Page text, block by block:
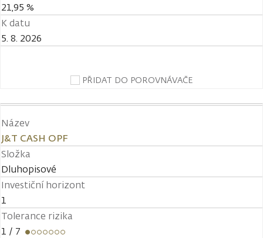
21,95 %
K datu
5. 8. 2026
PŘIDAT DO POROVNÁVAČE
Název
J&T CASH OPF
Složka
Dluhopisové
Investiční horizont
1
Tolerance rizika
1 / 7